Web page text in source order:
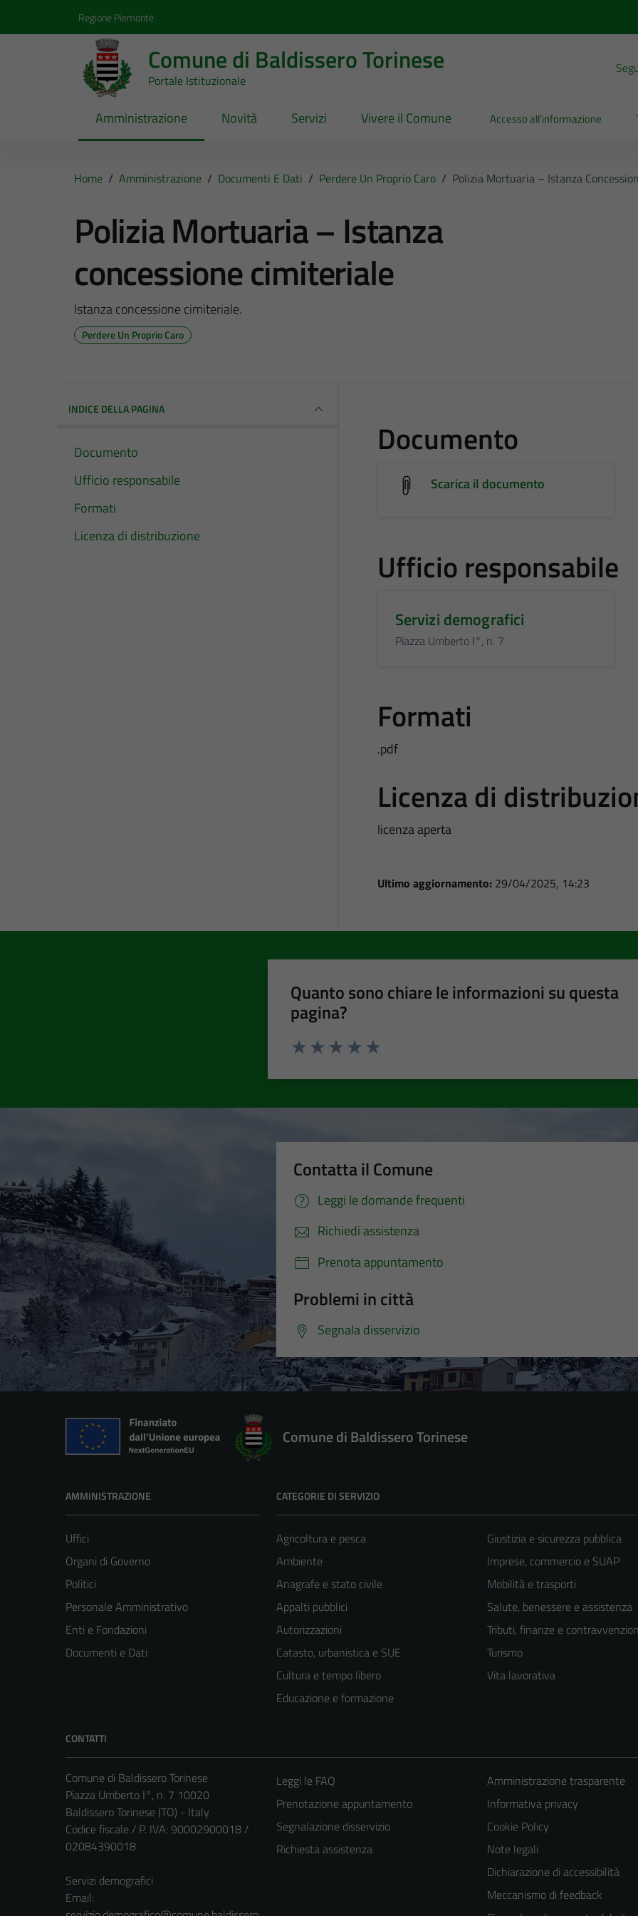
Regione Piemonte
Comune di Baldissero Torinese
Portale Istituzionale
Amministrazione Novità Servizi Vivere il Comune Accesso all'informazione
Home / Amministrazione / Documenti E Dati / Perdere Un Proprio Caro / Polizia Mortuaria – Istanza
Polizia Mortuaria – Istanza
concessione cimiteriale
Istanza concessione cimiteriale.
Perdere Un Proprio Caro
INDICE DELLA PAGINA
Documento
Ufficio responsabile
Formati
Licenza di distribuzione
Documento
Scarica il documento
Ufficio responsabile
Servizi demografici
Piazza Umberto I°, n. 7
Formati
.pdf
Licenza di
licenza aperta
Ultimo aggiornamento: 29/04/2025, 14:23
Quanto sono chiare le informazioni su questa
pagina?
Contatta il Comune
Leggi le domande frequenti
Richiedi assistenza
Prenota appuntamento
Problemi in città
Segnala disservizio
Comune di Baldissero Torinese
AMMINISTRAZIONE
Uffici
Organi di Governo
Politici
Personale Amministrativo
Enti e Fondazioni
Documenti e Dati
CATEGORIE DI SERVIZIO
Agricoltura e pesca
Ambiente
Anagrafe e stato civile
Appalti pubblici
Autorizzazioni
Catasto, urbanistica e SUE
Cultura e tempo libero
Educazione e formazione
Giustizia e sicurezza pubblica
Imprese, commercio e SUAP
Mobilità e trasporti
Salute, benessere e assistenza
Tributi, finanze e
Turismo
Vita lavorativa
CONTATTI
Comune di Baldissero Torinese
Piazza Umberto I°, n. 7 10020
Baldissero Torinese (TO) - Italy
Codice fiscale / P. IVA: 90002900018 /
02084390018
Servizi demografici
Email:
Leggi le FAQ
Prenotazione appuntamento
Segnalazione disservizio
Richiesta assistenza
Amministrazione trasparente
Informativa privacy
Cookie Policy
Note legali
Dichiarazione di accessibilità
Meccanismo di feedback